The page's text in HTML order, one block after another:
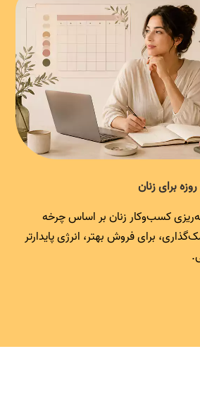
کسب‌وکار زنان بر اساس چرخه
برای فروش بهتر، انرژی پایدارتر